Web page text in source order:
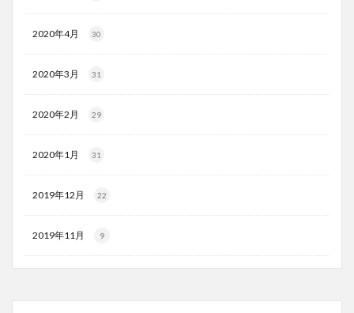
2020年4月 30
2020年3月 31
2020年2月 29
2020年1月 31
2019年12月 22
2019年11月 9